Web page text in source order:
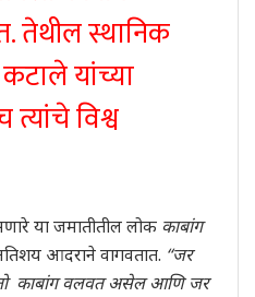
तेथील स्थानिक
यांच्या
विश्व
या जमातीतील लोक काबांग
आदराने वागवतात. “जर
तो काबांग वलवत असेल आणि जर